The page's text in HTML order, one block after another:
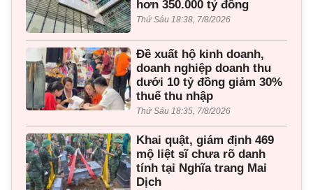
hơn 350.000 tỷ đồng
Thứ Sáu 18:38, 7/8/2026
Đề xuất hộ kinh doanh,
doanh nghiệp doanh thu
dưới 10 tỷ đồng giảm 30%
thuế thu nhập
Thứ Sáu 18:35, 7/8/2026
Khai quật, giám định 469
mộ liệt sĩ chưa rõ danh
tính tại Nghĩa trang Mai
Dịch